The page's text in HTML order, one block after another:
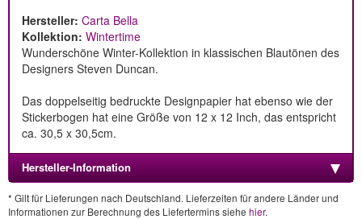
Hersteller: Carta Bella
Kollektion: Wintertime
Wunderschöne Winter-Kollektion in klassischen Blautönen des
Designers Steven Duncan.
Das doppelseitig bedruckte Designpapier hat ebenso wie der
Stickerbogen hat eine Größe von 12 x 12 Inch, das entspricht
ca. 30,5 x 30,5cm.
Hersteller-Information
* Gilt für Lieferungen nach Deutschland. Lieferzeiten für andere Länder und
Informationen zur Berechnung des Liefertermins siehe hier.